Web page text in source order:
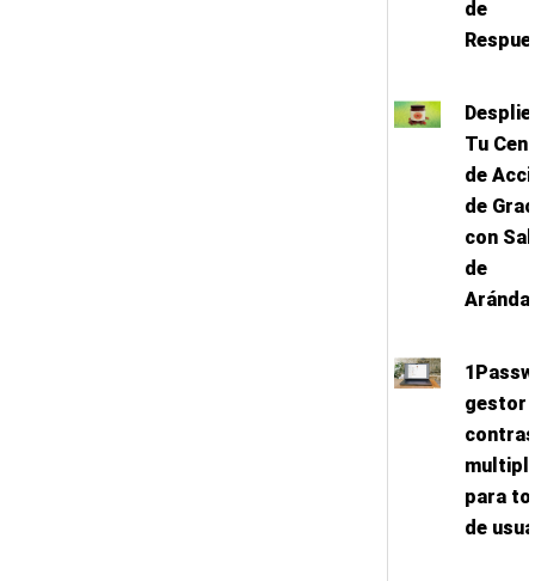
de
Tu
de
de
con
de
gestor
para
de